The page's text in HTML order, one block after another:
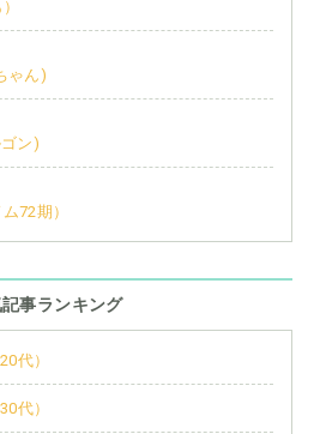
ゃん)
ン)
72期）
記事ランキング
代）
代）